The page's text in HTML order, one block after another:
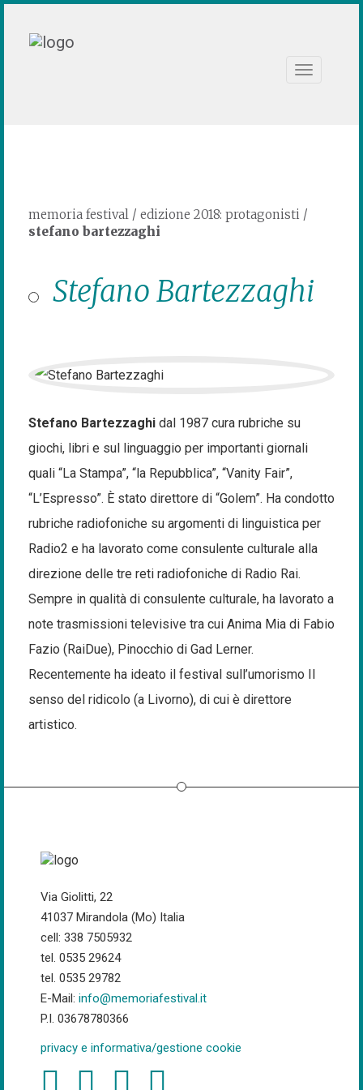
Toggle
memoria festival / edizione 2018: protagonisti /
stefano bartezzaghi
Stefano Bartezzaghi
Stefano Bartezzaghi dal 1987 cura rubriche su
giochi, libri e sul linguaggio per importanti giornali
quali “La Stampa”, “la Repubblica”, “Vanity Fair”,
“L’Espresso”. È stato direttore di “Golem”. Ha condotto
rubriche radiofoniche su argomenti di linguistica per
Radio2 e ha lavorato come consulente culturale alla
direzione delle tre reti radiofoniche di Radio Rai.
Sempre in qualità di consulente culturale, ha lavorato a
note trasmissioni televisive tra cui Anima Mia di Fabio
Fazio (RaiDue), Pinocchio di Gad Lerner.
Recentemente ha ideato il festival sull’umorismo Il
senso del ridicolo (a Livorno), di cui è direttore
artistico.
Via Giolitti, 22
41037 Mirandola (Mo) Italia
cell: 338 7505932
tel. 0535 29624
tel. 0535 29782
E-Mail: info@memoriafestival.it
P.I. 03678780366
privacy e informativa/gestione cookie